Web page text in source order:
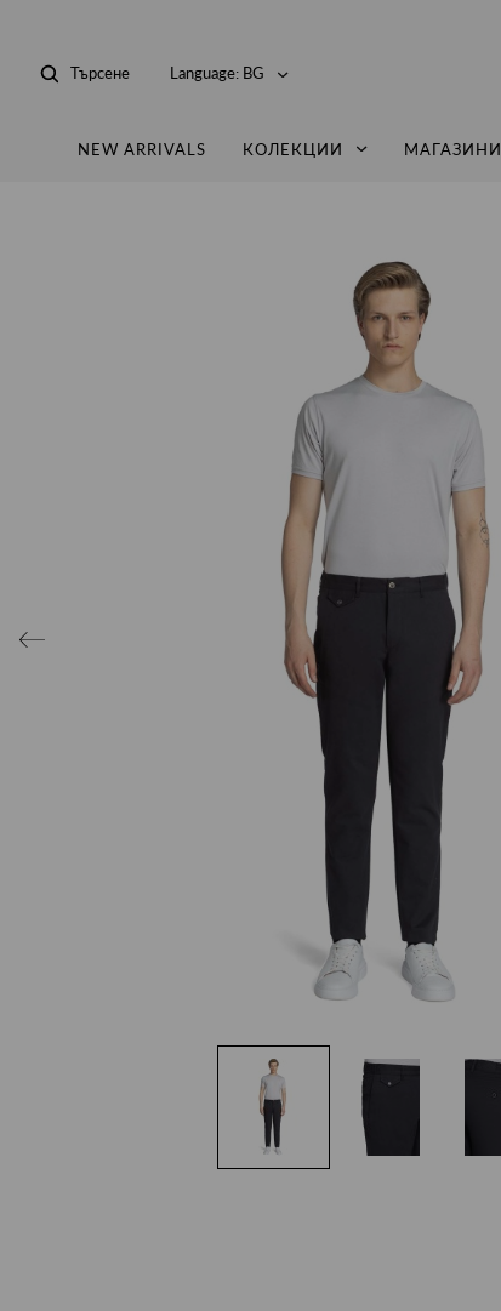
Търсене Language: BG
NEW ARRIVALS КОЛЕКЦИИ МАГАЗИНИ